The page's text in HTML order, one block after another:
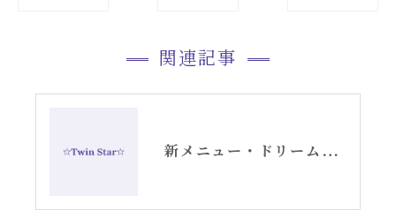
関連記事
新メニュー・ドリームデコードセッションお知らせ